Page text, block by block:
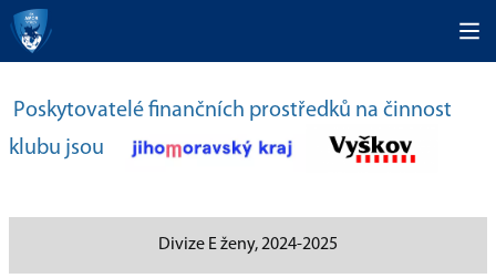
Poskytovatelé finančních prostředků na činnost
klubu jsou
Divize E ženy, 2024-2025